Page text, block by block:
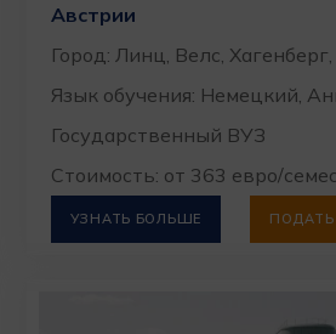
Австрии
Город: Линц, Велс,
Язык обучения: Немецкий,
Государственный ВУЗ
Стоимость: от 363 евро/
УЗНАТЬ БОЛЬШЕ ПОДАТЬ